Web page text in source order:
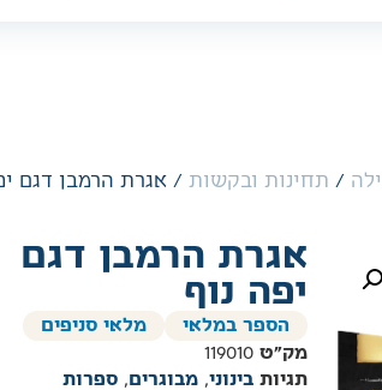
/ תחינות ובקשות / אגרת הרמבן דגם
אגרת הרמבן דגם
יפה נוף
הספר במלאי
מלאי סניפים
מק"ט 119010
תגיות בינוני, מבוגרים, ספרות